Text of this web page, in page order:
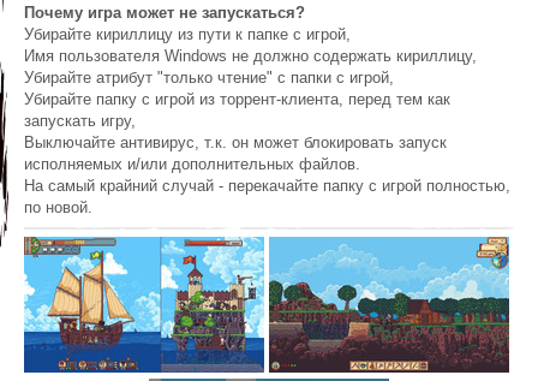
Почему игра может не запускаться?
Убирайте кириллицу из пути к папке с игрой,
Имя пользователя Windows не должно содержать кириллицу,
Убирайте атрибут "только чтение" с папки с игрой,
Убирайте папку с игрой из торрент-клиента, перед тем как
запускать игру,
Выключайте антивирус, т.к. он может блокировать запуск
исполняемых и/или дополнительных файлов.
На самый крайний случай - перекачайте папку с игрой полностью,
по новой.